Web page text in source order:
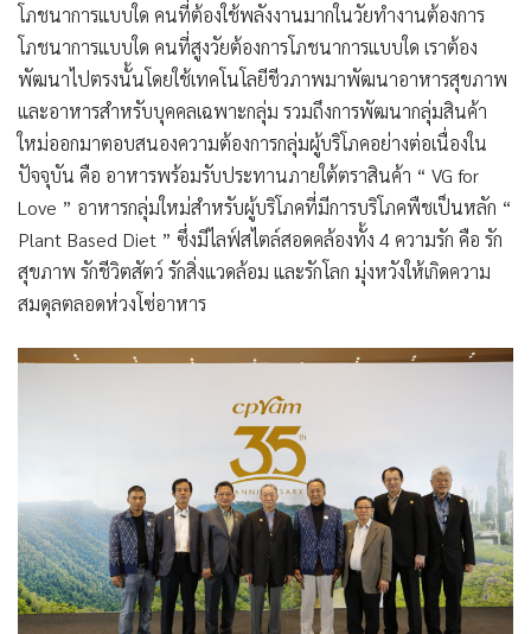
โภชนาการแบบใด คนที่ต้องใช้พลังงานมากในวัยทำงานต้องการ
โภชนาการแบบใด คนที่สูงวัยต้องการโภชนาการแบบใด เราต้อง
พัฒนาไปตรงนั้นโดยใช้เทคโนโลยีชีวภาพมาพัฒนาอาหารสุขภาพ
และอาหารสำหรับบุคคลเฉพาะกลุ่ม รวมถึงการพัฒนากลุ่มสินค้า
ใหม่ออกมาตอบสนองความต้องการกลุ่มผู้บริโภคอย่างต่อเนื่องใน
ปัจจุบัน คือ อาหารพร้อมรับประทานภายใต้ตราสินค้า “ VG for
Love ” อาหารกลุ่มใหม่สำหรับผู้บริโภคที่มีการบริโภคพืชเป็นหลัก “
Plant Based Diet ” ซึ่งมีไลฟ์สไตล์สอดคล้องทั้ง 4 ความรัก คือ รัก
สุขภาพ รักชีวิตสัตว์ รักสิ่งแวดล้อม และรักโลก มุ่งหวังให้เกิดความ
สมดุลตลอดห่วงโซ่อาหาร